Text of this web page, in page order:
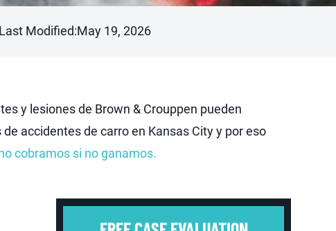
Last Modified:May 19, 2026
y lesiones de Brown & Crouppen pueden
accidentes de carro en Kansas City y por eso
cobramos si no ganamos.